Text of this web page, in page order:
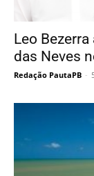
Leo
das Neves
Redação PautaPB -